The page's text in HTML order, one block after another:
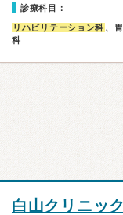
診療科目：
リハビリテーション科 、
科
白山クリニック